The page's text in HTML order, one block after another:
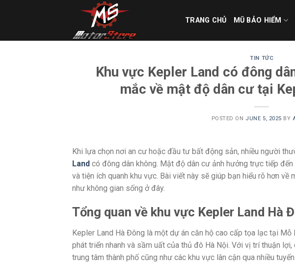
TRANG CHỦ MŨ BẢO HIỂM
TIN TỨC
Khu vực Kepler Land có đông
mắc về mật độ dân cư tại
POSTED ON JUNE 5, 2025 BY
Khi lựa chọn nơi an cư hoặc đầu tư bất động sản, nhiều người
Land có đông dân không. Mật độ dân cư ảnh hưởng trực tiếp
và tiện ích quanh khu vực. Bài viết này sẽ giúp bạn hiểu rõ hơn
như không gian sống ở đây.
Tổng quan về khu vực Kepler Land Hà
Kepler Land Hà Đông là một dự án căn hộ cao cấp tọa lạc tại
phát triển nhanh và sầm uất của thủ đô Hà Nội. Với vị trí thuận
trung tâm thành phố cũng như các khu vực lân cận qua nhiều